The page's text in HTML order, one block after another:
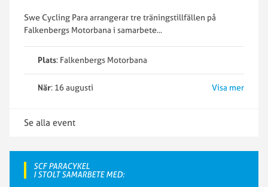
Swe Cycling Para arrangerar tre träningstillfällen på
Falkenbergs Motorbana i samarbete...
Plats: Falkenbergs Motorbana
När: 16 augusti Visa mer
Se alla event
SCF PARACYKEL
I STOLT SAMARBETE MED: